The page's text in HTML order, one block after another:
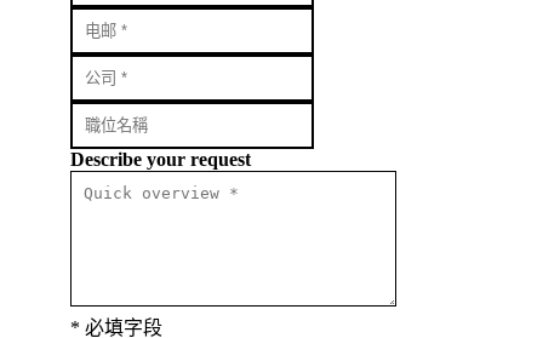
Describe your request
* 必填字段